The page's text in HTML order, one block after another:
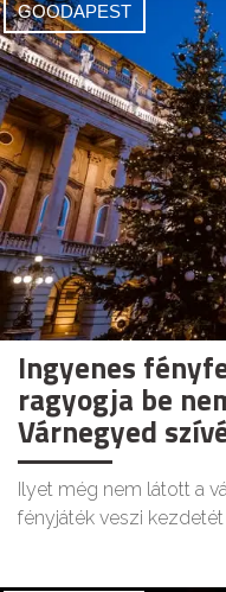
GOODAPEST
Ingyenes
ragyogja be
Várnegyed
Ilyet még nem látott a
fényjáték veszi